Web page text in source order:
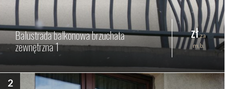
Balustrada balkonowa brzuchata
zewnętrzna 1
zł za
m.b.
2